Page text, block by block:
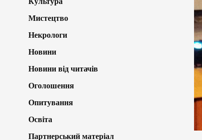
Мистецтво
Некрологи
Новини
Новини від читачів
Оголошення
Опитування
Освіта
Партнерський матеріал